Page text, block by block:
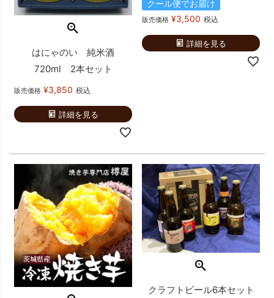
はにゃのい 純米酒
720ml 2本セット
販売価格 ¥3,850 税込
詳細を見る
クール便でお届け
販売価格 ¥3,500 税込
詳細を見る
クラフトビール6本セット